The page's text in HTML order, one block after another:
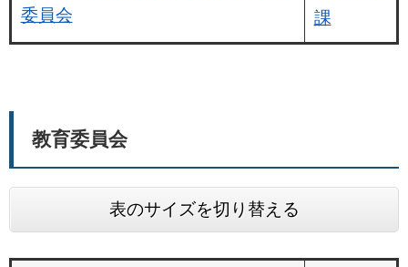
委員会
課
教育委員会
表のサイズを切り替える